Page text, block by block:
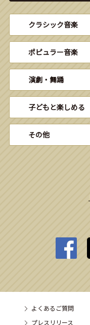
クラシック音楽
ポピュラー音楽
演劇・舞踊
子どもと楽しめる
その他
よくあるご質問
プレスリリース